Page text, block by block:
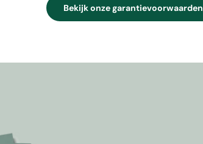
Bekijk onze garantievoorwaarden